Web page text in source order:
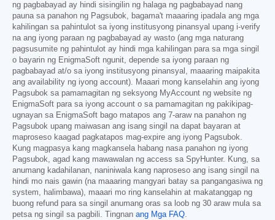
ng pagbabayad ay hindi sisingilin ng halaga ng pagbabayad nang
pauna sa panahon ng Pagsubok, bagama't maaaring ipadala ang mga
kahilingan sa pahintulot sa iyong institusyong pinansyal upang i-verify
na ang iyong paraan ng pagbabayad ay wasto (ang mga naturang
pagsusumite ng pahintulot ay hindi mga kahilingan para sa mga singil
o bayarin ng EnigmaSoft ngunit, depende sa iyong paraan ng
pagbabayad at/o sa iyong institusyong pinansyal, maaaring maipakita
ang availability ng iyong account). Maaari mong kanselahin ang iyong
Pagsubok sa pamamagitan ng seksyong MyAccount ng website ng
EnigmaSoft para sa iyong account o sa pamamagitan ng pakikipag-
ugnayan sa EnigmaSoft bago matapos ang 7-araw na panahon ng
Pagsubok upang maiwasan ang isang singil na dapat bayaran at
maproseso kaagad pagkatapos mag-expire ang iyong Pagsubok.
Kung magpasya kang magkansela habang nasa panahon ng iyong
Pagsubok, agad kang mawawalan ng access sa SpyHunter. Kung, sa
anumang kadahilanan, naniniwala kang naproseso ang isang singil na
hindi mo nais gawin (na maaaring mangyari batay sa pangangasiwa ng
system, halimbawa), maaari mo ring kanselahin at makatanggap ng
buong refund para sa singil anumang oras sa loob ng 30 araw mula sa
petsa ng singil sa pagbili. Tingnan ang Mga FAQ.